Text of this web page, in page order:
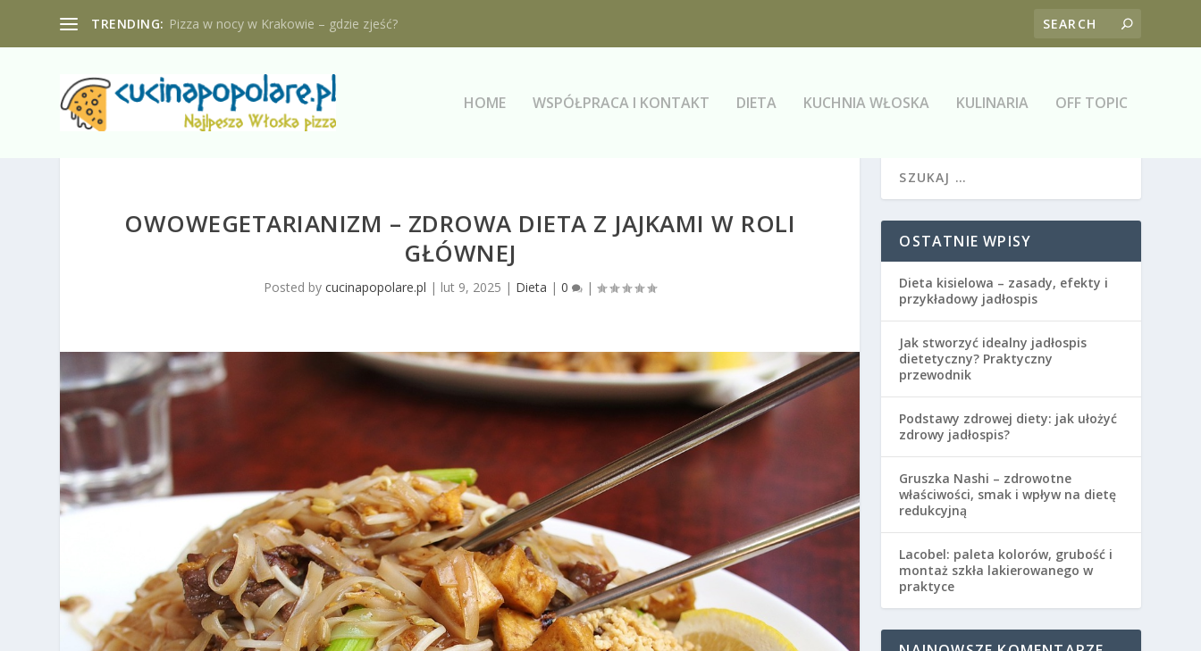
TRENDING: Pizza w nocy w Krakowie – gdzie zjeść?
HOME WSPÓŁPRACA I KONTAKT DIETA KUCHNIA WŁOSKA KULINARIA OFF TOPIC
OWOWEGETARIANIZM – ZDROWA DIETA Z JAJKAMI W ROLI
GŁÓWNEJ
Posted bycucinapopolare.pl | lut 9, 2025 | Dieta |0 |
OSTATNIE WPISY
Dieta kisielowa – zasady, efekty i
przykładowy jadłospis
Jak stworzyć idealny jadłospis
dietetyczny? Praktyczny
przewodnik
Podstawy zdrowej diety: jak ułożyć
zdrowy jadłospis?
Gruszka Nashi – zdrowotne
właściwości, smak i wpływ na dietę
redukcyjną
Lacobel: paleta kolorów, grubość i
montaż szkła lakierowanego w
praktyce